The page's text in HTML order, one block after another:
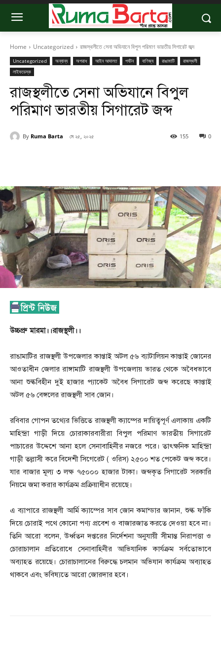
Home Uncategorized রাজস্থলীতে সেনা অভিযানে বিপুল পরিমাণ ভারতীয় সিগারেট জব্দ
Uncategorized অন্যান্য অপরাধ আইন আদালত পর্যটন বাণিজ্য রাঙামাটি
রাজস্থলী
লাইফডেস্ক
রাজস্থলীতে সেনা অভিযানে বিপুল
পরিমাণ ভারতীয় সিগারেট জব্দ
By Ruma Barta মে ২৫, ২০২৫ 0
155
উচ্চপ্রু মারমা।।রাজস্থলী।।
রাঙামাটির রাজস্থলী উপজেলার কাপ্তাই অটল ৫৬ ব্যাটালিয়ন কাপ্তাই জোনের
আওতাধীন জেলার রাঙ্গামাটি রাজস্থলী উপজেলায় ভারত থেকে অবৈধভাবে
আনা শুল্কবিহীন দুই হাজার প্যাকেট অবৈধ সিগারেট জব্দ করেছে কাপ্তাই
অটল ৫৬ বেঙ্গলের রাজস্থলী সাব জোন।
রবিবার গোপন তথ্যের ভিত্তিতে রাজস্থলী ক্যাম্পের দায়িত্বপূর্ণ এলাকায় একটি
মাহিন্দ্রা গাড়ী দিয়ে চোরাকারবারীরা বিপুল পরিমাণ ভারতীয় সিগারেট
পাচারের উদ্দেশে আনা হলে সেনাবাহিনীর নজরে পরে। তাৎক্ষনিক মাহিন্দ্রা
গাড়ী তল্লাসী করে বিদেশী সিগেরেট ( ওরিস) ২৫০০ শত পেকেট জব্দ করে।
যার বাজার মূল্য ৩ লক্ষ ৭৫০০০ হাজার টাকা। জব্দকৃত সিগারেট সরকারি
নিয়মে জমা করার কার্যক্রম প্রক্রিয়াধীন রয়েছে।
এ ব্যাপারে রাজস্থলী আর্মি ক্যাম্পের সাব জোন কমান্ডার জানান, শুল্ক ফাঁকি
দিয়ে চোরাই পথে কোনো পণ্য প্রবেশ ও বাজারজাত করতে দেওয়া হবে না।
তিনি আরো বলেন, উর্ধ্বতন দপ্তরের নির্দেশনা অনুযায়ী সীমান্ত নিরাপত্তা ও
চোরাচালান প্রতিরোধে সেনাবাহিনীর আভিযানিক কার্যক্রম সর্বতোভাবে
অব্যাহত রয়েছে। চোরাচালানের বিরুদ্ধে চলমান অভিযান কার্যক্রম অব্যাহত
থাকবে এবং ভবিষ্যতে আরো জোরদার হবে।